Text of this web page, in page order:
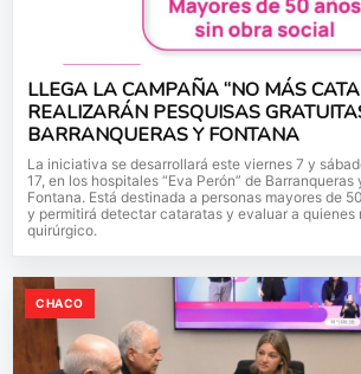
LLEGA LA CAMPAÑA “NO MÁS
REALIZARÁN PESQUISAS
BARRANQUERAS Y FONTANA
La iniciativa se desarrollará este viernes 7 y
17, en los hospitales “Eva Perón” de Barranqueras
Fontana. Está destinada a personas mayores de
y permitirá detectar cataratas y evaluar a
quirúrgico.
CHACO